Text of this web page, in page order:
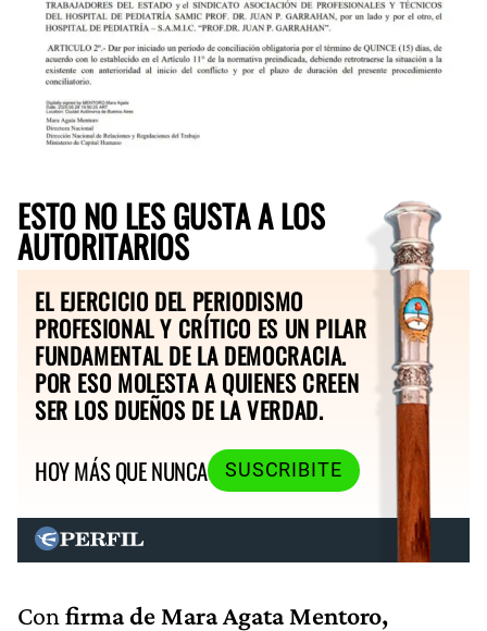
ESTO NO LES GUSTA A LOS
AUTORITARIOS
EL EJERCICIO DEL PERIODISMO
PROFESIONAL Y CRÍTICO ES UN PILAR
FUNDAMENTAL DE LA DEMOCRACIA.
POR ESO MOLESTA A QUIENES CREEN
SER LOS DUEÑOS DE LA VERDAD.
HOY MÁS QUE NUNCA
SUSCRIBITE
Con firma de Mara Agata Mentoro,